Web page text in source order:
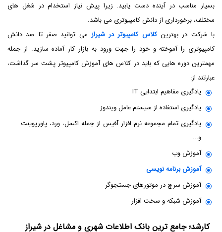
بسیار مناسب در آینده دست یابید. زیرا پیش نیاز استخدام در شغل های
مختلف، برخورداری از دانش کامپیوتری می باشد.
با شرکت در بهترینکلاس کامپیوتر در شیراز می توانید صفر تا صد دانش
کامپیوتری را آموخته و خود را جهت ورود به بازار کار آماده سازید. از جمله
مهمترین دوره هایی که باید در کلاس های آموزش کامپیوتر پشت سر گذاشت،
عبارتند از:
یادگیری مفاهیم ابتدایی IT
یادگیری استفاده از سیستم عامل ویندوز
یادگیری تمام مجموعه نرم افزار آفیس از جمله اکسل، ورد، پاورپوینت
و...
آموزش وب
آموزش برنامه نویسی
آموزش سرچ در موتورهای جستجوگر
آموزش شبکه و سخت افزار
کارشد؛ جامع ترین بانک اطلاعات شهری و مشاغل در شیراز